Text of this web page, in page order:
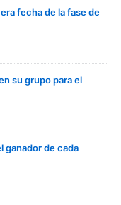
fecha de la fase de
su grupo para el
ganador de cada